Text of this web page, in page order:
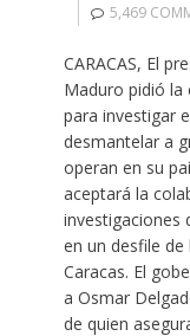
5,469
CARACAS, El
Maduro pidió la
para investigar
desmantelar a
operan en su
aceptará la
investigaciones
en un desfile de
Caracas. El
a Osmar
de quien